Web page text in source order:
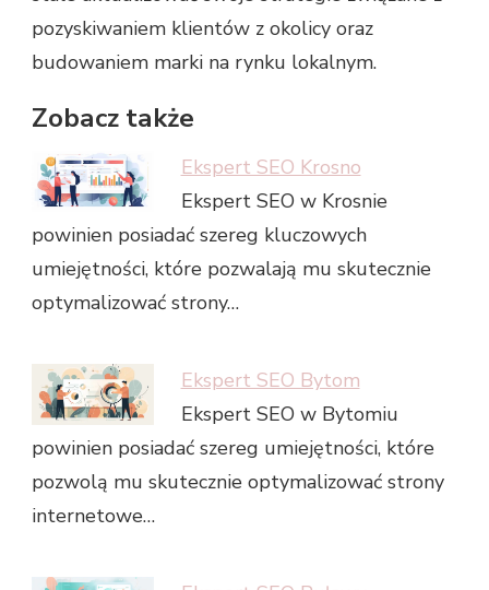
pozyskiwaniem klientów z okolicy oraz
budowaniem marki na rynku lokalnym.
Zobacz także
Ekspert SEO Krosno
Ekspert SEO w Krosnie
powinien posiadać szereg kluczowych
umiejętności, które pozwalają mu skutecznie
optymalizować strony…
Ekspert SEO Bytom
Ekspert SEO w Bytomiu
powinien posiadać szereg umiejętności, które
pozwolą mu skutecznie optymalizować strony
internetowe…